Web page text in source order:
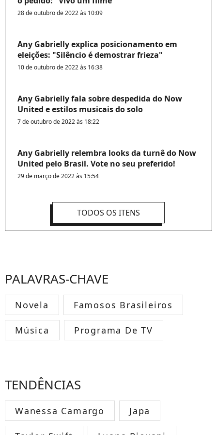
28 de outubro de 2022 às 10:09
Any Gabrielly explica posicionamento em
eleições: "Silêncio é demostrar frieza"
10 de outubro de 2022 às 16:38
Any Gabrielly fala sobre despedida do Now
United e estilos musicais do solo
7 de outubro de 2022 às 18:22
Any Gabrielly relembra looks da turnê do Now
United pelo Brasil. Vote no seu preferido!
29 de março de 2022 às 15:54
TODOS OS ITENS
PALAVRAS-CHAVE
Novela Famosos Brasileiros
Música Programa De TV
TENDÊNCIAS
Wanessa Camargo Japa